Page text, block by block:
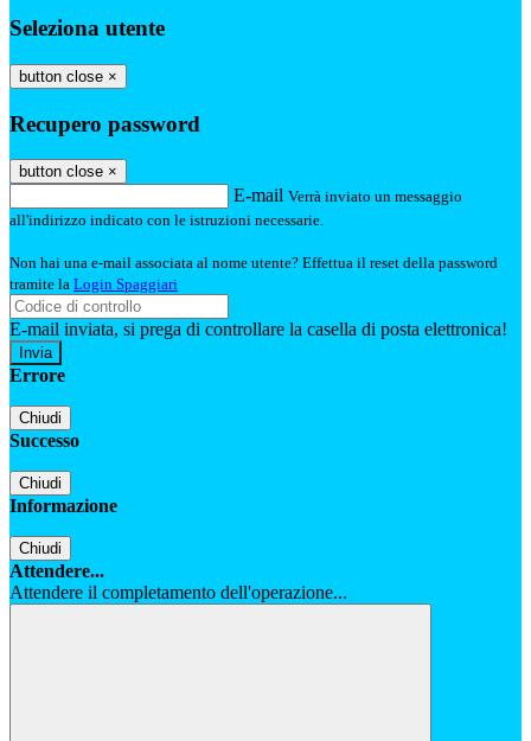
Seleziona utente
button close ×
Recupero password
button close ×
E-mail Verrà inviato un messaggio
all'indirizzo indicato con le istruzioni necessarie.
Non hai una e-mail associata al nome utente? Effettua il reset della password
tramite la Login Spaggiari
E-mail inviata, si prega di controllare la casella di posta elettronica!
Errore
Chiudi
Successo
Chiudi
Informazione
Chiudi
Attendere...
Attendere il completamento dell'operazione...